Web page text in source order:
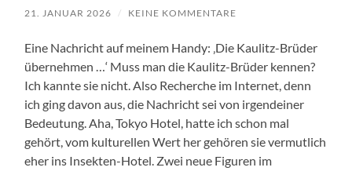
21. JANUAR 2026 / KEINE KOMMENTARE
Eine Nachricht auf meinem Handy: ‚Die Kaulitz-Brüder
übernehmen …‘ Muss man die Kaulitz-Brüder kennen?
Ich kannte sie nicht. Also Recherche im Internet, denn
ich ging davon aus, die Nachricht sei von irgendeiner
Bedeutung. Aha, Tokyo Hotel, hatte ich schon mal
gehört, vom kulturellen Wert her gehören sie vermutlich
eher ins Insekten-Hotel. Zwei neue Figuren im